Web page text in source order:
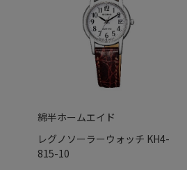
綿半ホームエイド
レグノソーラーウォッチ KH4-
815-10